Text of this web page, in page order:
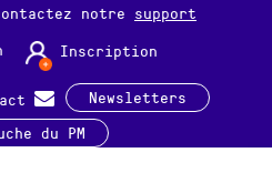
notre support
Inscription
Newsletters
du PM